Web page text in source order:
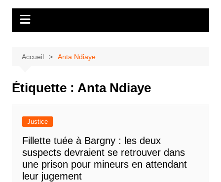
Accueil Anta Ndiaye
Étiquette : Anta Ndiaye
Justice
Fillette tuée à Bargny : les deux
suspects devraient se retrouver dans
une prison pour mineurs en attendant
leur jugement